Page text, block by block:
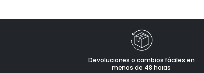
Devoluciones o cambios fáciles en
menos de 48 horas